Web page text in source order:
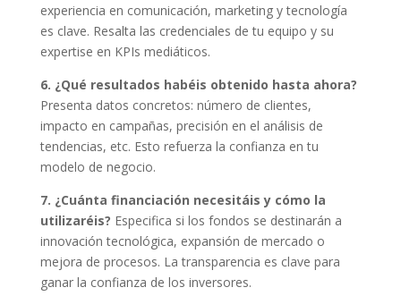
experiencia en comunicación, marketing y tecnología
es clave. Resalta las credenciales de tu equipo y su
expertise en KPIs mediáticos.
6. ¿Qué resultados habéis obtenido hasta ahora?
Presenta datos concretos: número de clientes,
impacto en campañas, precisión en el análisis de
tendencias, etc. Esto refuerza la confianza en tu
modelo de negocio.
7. ¿Cuánta financiación necesitáis y cómo la
utilizaréis? Especifica si los fondos se destinarán a
innovación tecnológica, expansión de mercado o
mejora de procesos. La transparencia es clave para
ganar la confianza de los inversores.